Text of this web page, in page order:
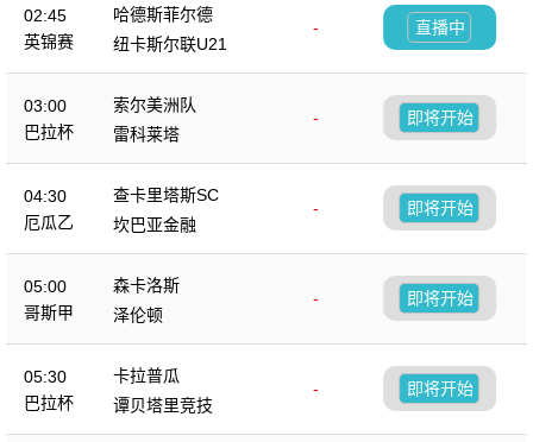
02:45
英锦赛
哈德斯菲尔德
-
纽卡斯尔联U21
直播中
03:00
巴拉杯
索尔美洲队
-
雷科莱塔
即将开始
04:30
厄瓜乙
查卡里塔斯SC
-
坎巴亚金融
即将开始
05:00
哥斯甲
森卡洛斯
-
泽伦顿
即将开始
05:30
巴拉杯
卡拉普瓜
-
谭贝塔里竞技
即将开始